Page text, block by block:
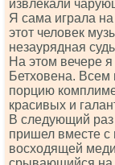
извлекали
Я сама играла
этот человек
незаурядная
На этом вечере
Бетховена. Всем
порцию
красивых и
В следующий
пришел вместе с
восходящей